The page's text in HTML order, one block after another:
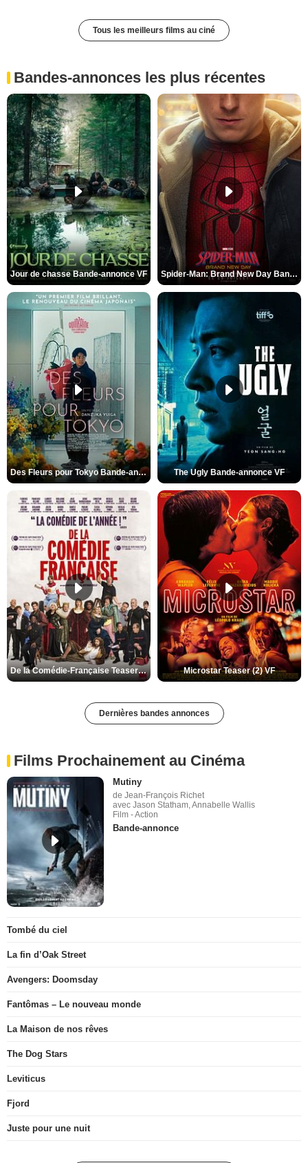
Tous les meilleurs films au ciné
Bandes-annonces les plus récentes
Jour de chasse Bande-annonce VF Spider-Man: Brand New Day Bande-annonce (3) VO STFR
Des Fleurs pour Tokyo Bande-annonce VO STFR The Ugly Bande-annonce VF
De la Comédie-Française Teaser (3) VF Microstar Teaser (2) VF
Dernières bandes annonces
Films Prochainement au Cinéma
Mutiny
de Jean-François Richet
avec Jason Statham, Annabelle Wallis
Film - Action
Bande-annonce
Tombé du ciel
La fin d’Oak Street
Avengers: Doomsday
Fantômas – Le nouveau monde
La Maison de nos rêves
The Dog Stars
Leviticus
Fjord
Juste pour une nuit